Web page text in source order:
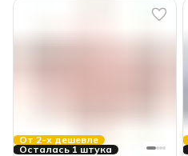
От 2-х дешевле
Осталась 1 штука